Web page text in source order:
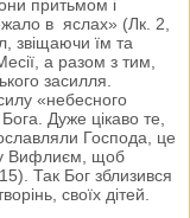
притьмом і
в яслах» (Лк. 2,
звіщаючи їм та
а разом з тим,
засилля.
«небесного
Дуже цікаво те,
Господа, це
у Вифлиєм, щоб
Так Бог зблизився
своїх дітей.